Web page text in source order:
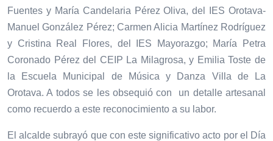
Fuentes y María Candelaria Pérez Oliva, del IES Orotava-
Manuel González Pérez; Carmen Alicia Martínez Rodríguez
y Cristina Real Flores, del IES Mayorazgo; María Petra
Coronado Pérez del CEIP La Milagrosa, y Emilia Toste de
la Escuela Municipal de Música y Danza Villa de La
Orotava. A todos se les obsequió con un detalle artesanal
como recuerdo a este reconocimiento a su labor.
El alcalde subrayó que con este significativo acto por el Día